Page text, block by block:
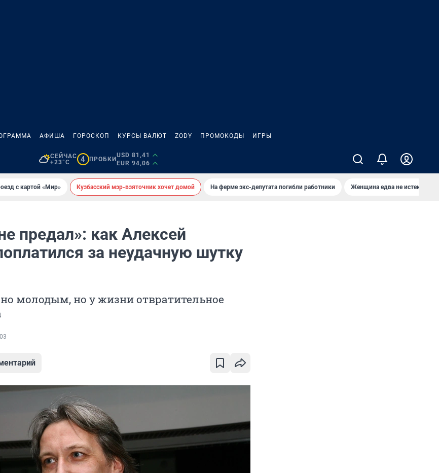
АФИША ГОРОСКОП КУРСЫ ВАЛЮТ ZODY ПРОМОКОДЫ ИГРЫ
СЕЙЧАС
+23°C
4 ПРОБКИ
USD 81,41
EUR 94,06
с картой «Мир» Кузбасский мэр-взяточник хочет домой На ферме экс-депутата погибли работники Женщина едва не истекла
предал»: как Алексей
за неудачную шутку
молодым, но у жизни отвратительное